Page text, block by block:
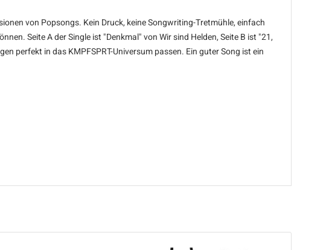
von Popsongs. Kein Druck, keine Songwriting-Tretmühle, einfach
Seite A der Single ist "Denkmal" von Wir sind Helden, Seite B ist "21,
perfekt in das KMPFSPRT-Universum passen. Ein guter Song ist ein